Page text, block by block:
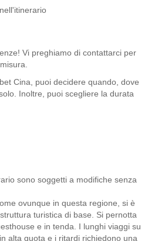
Vi preghiamo di contattarci per
Cina, puoi decidere quando, dove
Inoltre, puoi scegliere la durata
sono soggetti a modifiche senza
ovunque in questa regione, si è
turistica di base. Si pernotta
e in tenda. I lunghi viaggi su
alta quota e i ritardi richiedono una